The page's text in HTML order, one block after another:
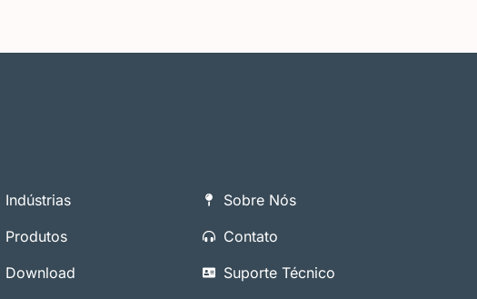
Indústrias
Produtos
Download
Sobre Nós
Contato
Suporte Técnico